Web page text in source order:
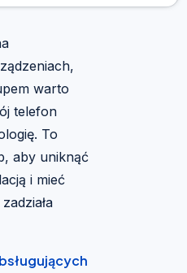
warto
telefon
To
aby uniknąć
i mieć